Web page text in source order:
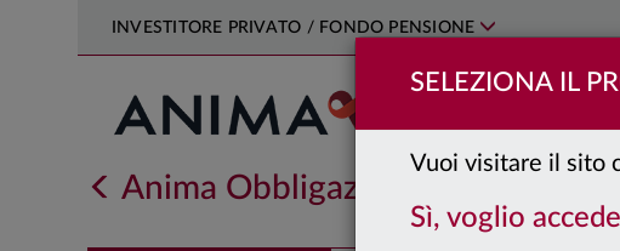
SELEZIONA IL
Vuoi visitare il sito
Sì, voglio
INVESTITORE PRIVATO / FONDO PENSIONE
Anima Obbligazionario Euro BT